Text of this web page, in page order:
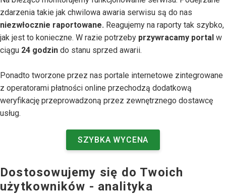
zdarzenia takie jak chwilowa awaria serwisu są do nas
niezwłocznie raportowane. Reagujemy na raporty tak szybko,
jak jest to konieczne. W razie potrzeby przywracamy portal w
ciągu 24 godzin do stanu sprzed awarii.
Ponadto tworzone przez nas portale internetowe zintegrowane
z operatorami płatności online przechodzą dodatkową
weryfikację przeprowadzoną przez zewnętrznego dostawcę
usług.
SZYBKA WYCENA
Dostosowujemy się do Twoich
użytkowników - analityka